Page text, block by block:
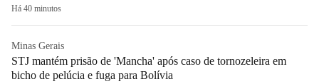
Há 40 minutos
Minas Gerais
STJ mantém prisão de 'Mancha' após caso de tornozeleira em
bicho de pelúcia e fuga para Bolívia